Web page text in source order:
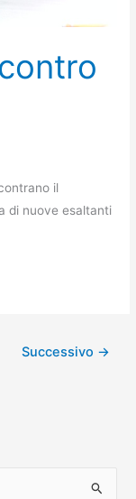
il
di nuove esaltanti
Successivo →